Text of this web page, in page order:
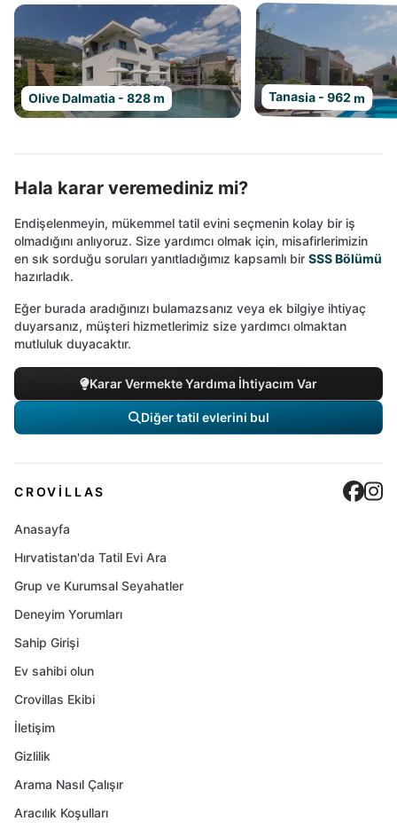
Olive Dalmatia - 828 m Tanasia - 962 m
Hala karar veremediniz mi?
Endişelenmeyin, mükemmel tatil evini seçmenin kolay bir iş
olmadığını anlıyoruz. Size yardımcı olmak için, misafirlerimizin
en sık sorduğu soruları yanıtladığımız kapsamlı bir SSS Bölümü
hazırladık.
Eğer burada aradığınızı bulamazsanız veya ek bilgiye ihtiyaç
duyarsanız, müşteri hizmetlerimiz size yardımcı olmaktan
mutluluk duyacaktır.
Karar Vermekte Yardıma İhtiyacım Var
Diğer tatil evlerini bul
CROVILLAS
Anasayfa
Hırvatistan'da Tatil Evi Ara
Grup ve Kurumsal Seyahatler
Deneyim Yorumları
Sahip Girişi
Ev sahibi olun
Crovillas Ekibi
İletişim
Gizlilik
Arama Nasıl Çalışır
Aracılık Koşulları